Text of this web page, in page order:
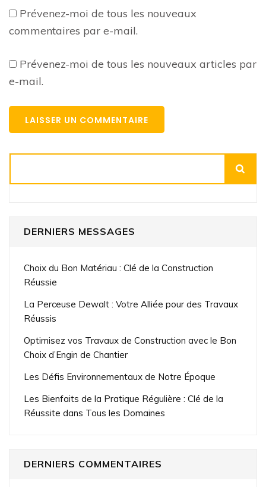
Prévenez-moi de tous les nouveaux
commentaires par e-mail.
Prévenez-moi de tous les nouveaux articles par
e-mail.
DERNIERS MESSAGES
Choix du Bon Matériau : Clé de la Construction
Réussie
La Perceuse Dewalt : Votre Alliée pour des Travaux
Réussis
Optimisez vos Travaux de Construction avec le Bon
Choix d’Engin de Chantier
Les Défis Environnementaux de Notre Époque
Les Bienfaits de la Pratique Régulière : Clé de la
Réussite dans Tous les Domaines
DERNIERS COMMENTAIRES